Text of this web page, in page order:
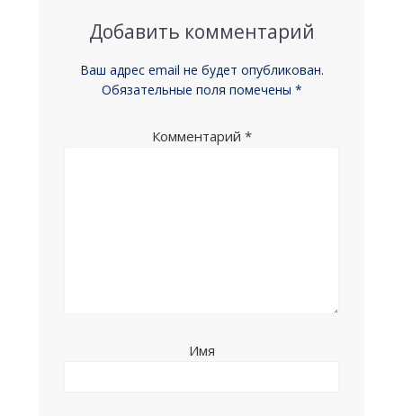
Добавить комментарий
Ваш адрес email не будет опубликован.
Обязательные поля помечены *
Комментарий *
Имя